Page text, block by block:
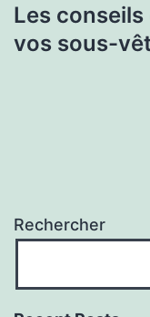
Les
vos sous-
Rechercher